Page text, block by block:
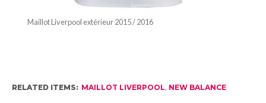
Maillot Liverpool extérieur 2015 / 2016
RELATED ITEMS: MAILLOT LIVERPOOL NEW BALANCE